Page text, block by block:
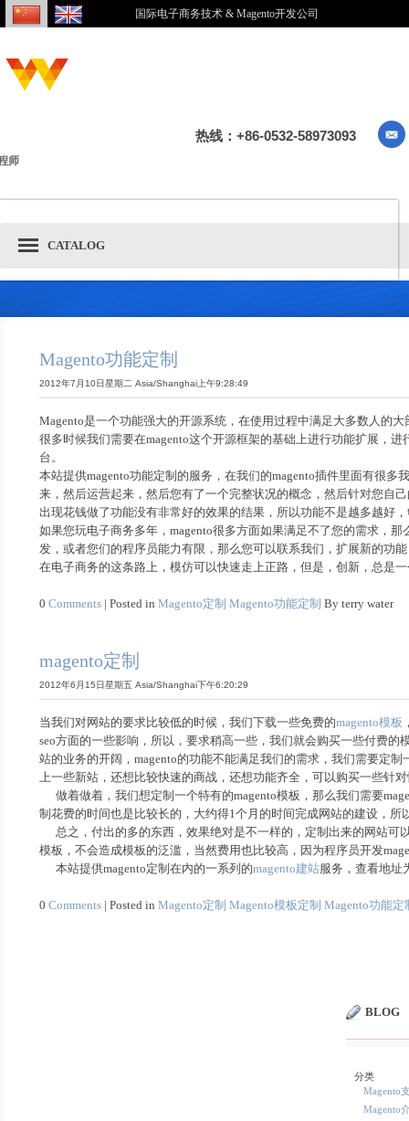
国际电子商务技术 & Magento开发公司
热线：+86-0532-58973093
师
CATALOG
Magento功能定制
2012年7月10日星期二 Asia/Shanghai上午9:28:49
Magento是一个功能强大的开源系统，在使用过程中满足大多数人的
很多时候我们需要在magento这个开源框架的基础上进行功能扩展，
台。
本站提供magento功能定制的服务，在我们的magento插件里面有很
来，然后运营起来，然后您有了一个完整状况的概念，然后针对您自
出现花钱做了功能没有非常好的效果的结果，所以功能不是越多越好
如果您玩电子商务多年，magento很多方面如果满足不了您的需求，
发，或者您们的程序员能力有限，那么您可以联系我们，扩展新的功
在电子商务的这条路上，模仿可以快速走上正路，但是，创新，总是
0Comments | Posted inMagento定制 Magento功能定制 By terry water
magento定制
2012年6月15日星期五 Asia/Shanghai下午6:20:29
当我们对网站的要求比较低的时候，我们下载一些免费的magento模板
seo方面的一些影响，所以，要求稍高一些，我们就会购买一些付费
站的业务的开阔，magento的功能不能满足我们的需求，我们需要定
上一些新站，还想比较快速的商战，还想功能齐全，可以购买一些针
做着做着，我们想定制一个特有的magento模板，那么我们需要
制花费的时间也是比较长的，大约得1个月的时间完成网站的建设，所
总之，付出的多的东西，效果绝对是不一样的，定制出来的网站可
模板，不会造成模板的泛滥，当然费用也比较高，因为程序员开发
本站提供magento定制在内的一系列的magento建站服务，查看地址
0Comments | Posted inMagento定制 Magento模板定制 Magento功能定
BLOG
分类
Magento
Magento